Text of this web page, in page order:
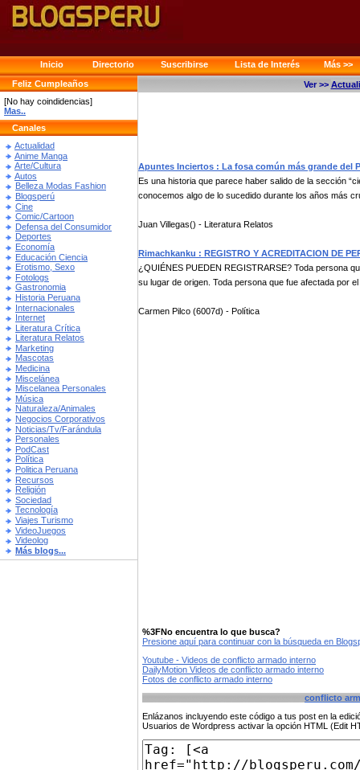
Inicio Directorio Suscribirse Lista de Interés
Más >>
Feliz Cumpleaños
[No hay coindidencias]
Mas..
Canales
Actualidad
Anime Manga
Arte/Cultura
Autos
Belleza Modas Fashion
Blogsperú
Cine
Comic/Cartoon
Defensa del Consumidor
Deportes
Economía
Educación Ciencia
Erotismo, Sexo
Fotologs
Gastronomia
Historia Peruana
Internacionales
Internet
Literatura Crítica
Literatura Relatos
Marketing
Mascotas
Medicina
Miscelánea
Miscelanea Personales
Música
Naturaleza/Animales
Negocios Corporativos
Noticias/Tv/Farándula
Personales
PodCast
Política
Politica Peruana
Recursos
Religión
Sociedad
Tecnología
Viajes Turismo
VideoJuegos
Videolog
Más blogs...
Ver >>
Apuntes Inciertos : La fosa común más grande del
Es una historia que parece haber salido de la sección
conocemos algo de lo sucedido durante los años más
Juan Villegas() - Literatura Relatos
Rimachkanku : REGISTRO Y ACREDITACION DE
¿QUIÉNES PUEDEN REGISTRARSE? Toda persona
su lugar de origen. Toda persona que fue afectada por
Carmen Pilco (6007d) - Política
%3FNo encuentra lo que busca?
Presione aquí para continuar con la búsqueda en
Youtube - Videos de conflicto armado interno
DailyMotion Videos de conflicto armado interno
Fotos de conflicto armado interno
conflicto
Enlázanos incluyendo este código a tus post en la
Usuarios de Wordpress activar la opción HTML (Edit